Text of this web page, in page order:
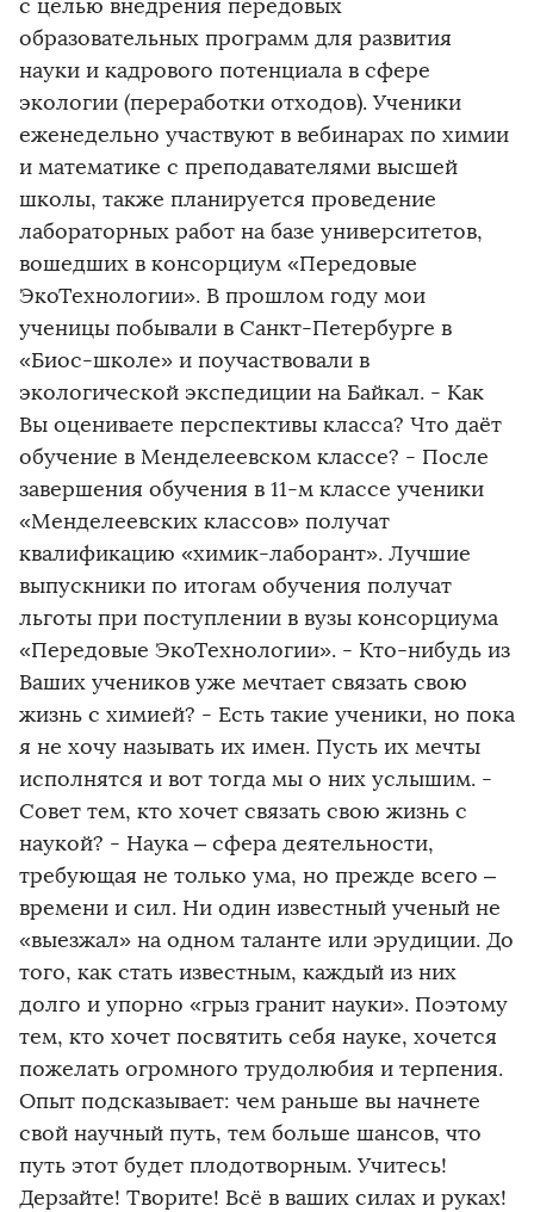
с целью внедрения передовых
образовательных программ для развития
науки и кадрового потенциала в сфере
экологии (переработки отходов). Ученики
еженедельно участвуют в вебинарах по химии
и математике с преподавателями высшей
школы, также планируется проведение
лабораторных работ на базе университетов,
вошедших в консорциум «Передовые
ЭкоТехнологии». В прошлом году мои
ученицы побывали в Санкт-Петербурге в
«Биос-школе» и поучаствовали в
экологической экспедиции на Байкал. - Как
Вы оцениваете перспективы класса? Что даёт
обучение в Менделеевском классе? - После
завершения обучения в 11-м классе ученики
«Менделеевских классов» получат
квалификацию «химик-лаборант». Лучшие
выпускники по итогам обучения получат
льготы при поступлении в вузы консорциума
«Передовые ЭкоТехнологии». - Кто-нибудь из
Ваших учеников уже мечтает связать свою
жизнь с химией? - Есть такие ученики, но пока
я не хочу называть их имен. Пусть их мечты
исполнятся и вот тогда мы о них услышим. -
Совет тем, кто хочет связать свою жизнь с
наукой? - Наука – сфера деятельности,
требующая не только ума, но прежде всего –
времени и сил. Ни один известный ученый не
«выезжал» на одном таланте или эрудиции. До
того, как стать известным, каждый из них
долго и упорно «грыз гранит науки». Поэтому
тем, кто хочет посвятить себя науке, хочется
пожелать огромного трудолюбия и терпения.
Опыт подсказывает: чем раньше вы начнете
свой научный путь, тем больше шансов, что
путь этот будет плодотворным. Учитесь!
Дерзайте! Творите! Всё в ваших силах и руках!